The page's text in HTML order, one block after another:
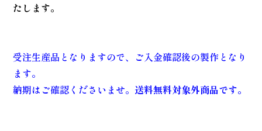
たします。
受注生産品となりますので、ご入金確認後の製作となり
ます。
納期はご確認くださいませ。 送料無料対象外商品です。